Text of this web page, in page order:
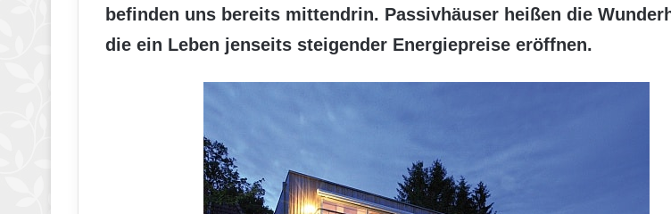
befinden uns bereits mittendrin. Passivhäuser heißen die
die ein Leben jenseits steigender Energiepreise eröffnen.